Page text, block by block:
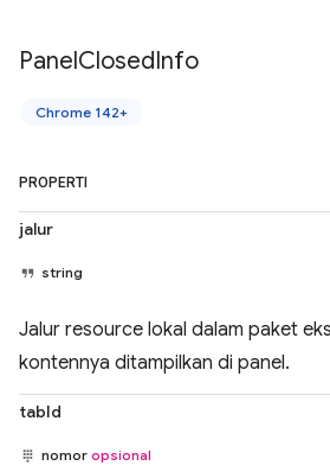
PanelClosedInfo
Chrome 142+
PROPERTI
jalur
string
Jalur resource lokal dalam paket
kontennya ditampilkan di panel.
tabId
nomor opsional